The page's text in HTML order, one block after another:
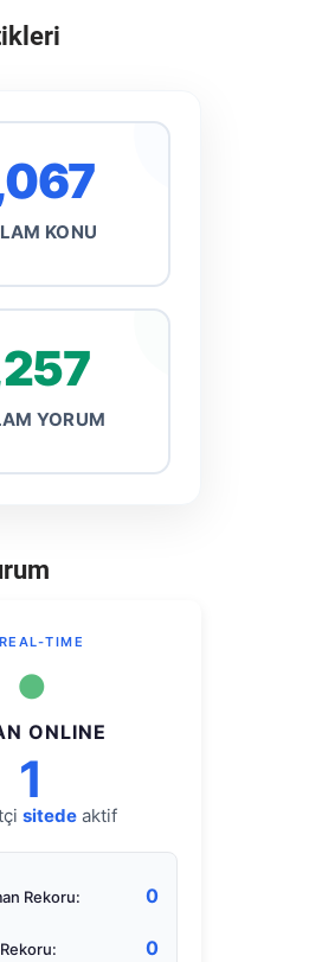
KONU
YORUM
TIME
●
ONLINE
1
sitedeaktif
Rekoru: 0
0